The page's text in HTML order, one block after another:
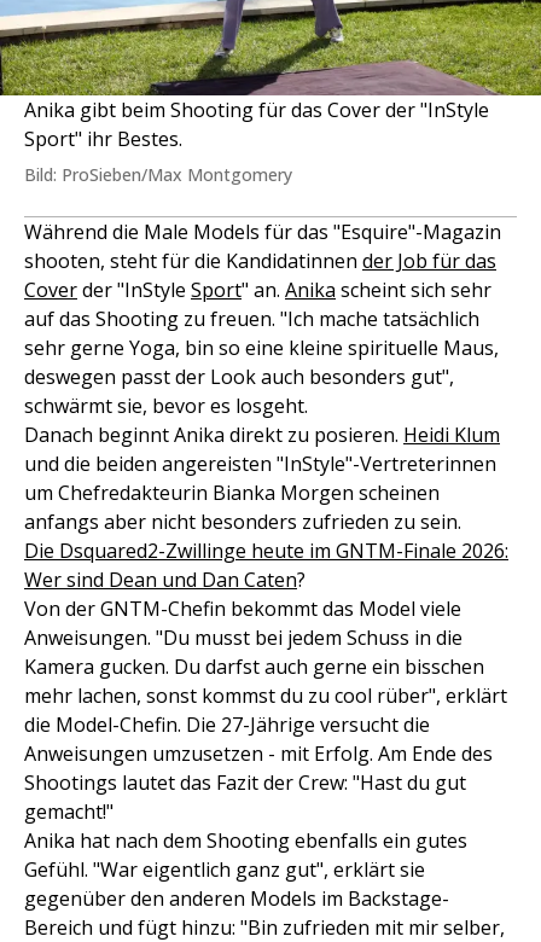
Anika gibt beim Shooting für das Cover der "InStyle
Sport" ihr Bestes.
Bild: ProSieben/Max Montgomery
Während die Male Models für das "Esquire"-Magazin
shooten, steht für die Kandidatinnen der Job für das
Coverder "InStyle Sport" an. Anika scheint sich sehr
auf das Shooting zu freuen. "Ich mache tatsächlich
sehr gerne Yoga, bin so eine kleine spirituelle Maus,
deswegen passt der Look auch besonders gut",
schwärmt sie, bevor es losgeht.
Danach beginnt Anika direkt zu posieren. Heidi Klum
und die beiden angereisten "InStyle"-Vertreterinnen
um Chefredakteurin Bianka Morgen scheinen
anfangs aber nicht besonders zufrieden zu sein.
Die Dsquared2-Zwillinge heute im GNTM-Finale 2026:
Wer sind Dean und Dan Caten?
Von der GNTM-Chefin bekommt das Model viele
Anweisungen. "Du musst bei jedem Schuss in die
Kamera gucken. Du darfst auch gerne ein bisschen
mehr lachen, sonst kommst du zu cool rüber", erklärt
die Model-Chefin. Die 27-Jährige versucht die
Anweisungen umzusetzen - mit Erfolg. Am Ende des
Shootings lautet das Fazit der Crew: "Hast du gut
gemacht!"
Anika hat nach dem Shooting ebenfalls ein gutes
Gefühl. "War eigentlich ganz gut", erklärt sie
gegenüber den anderen Models im Backstage-
Bereich und fügt hinzu: "Bin zufrieden mit mir selber,